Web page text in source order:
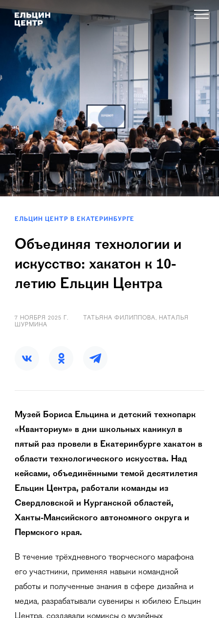
ЕЛЬЦИН ЦЕНТР В ЕКАТЕРИНБУРГЕ
Объединяя технологии и
искусство: хакатон к 10-
летию Ельцин Центра
7 НОЯБРЯ 2025 Г.
ТАТЬЯНА ФИЛИППОВА, НАТАЛЬЯ
ШУРМИНА
Музей Бориса Ельцина и детский технопарк
«Кванториум» в дни школьных каникул в
пятый раз провели в Екатеринбурге хакатон в
области технологического искусства. Над
кейсами, объединёнными темой десятилетия
Ельцин Центра, работали команды из
Свердловской и Курганской областей,
Ханты-Мансийского автономного округа и
Пермского края.
В течение трёхдневного творческого марафона
его участники, применяя навыки командной
работы и полученные знания в сфере дизайна и
медиа, разрабатывали сувениры к юбилею Ельцин